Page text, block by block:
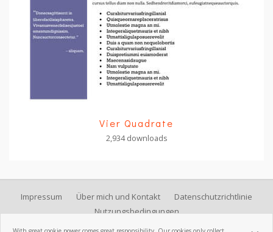
Vier Quadrate
2,934 downloads
Impressum Über mich und Kontakt
Datenschutzrichtlinie
Nutzungsbedingungen